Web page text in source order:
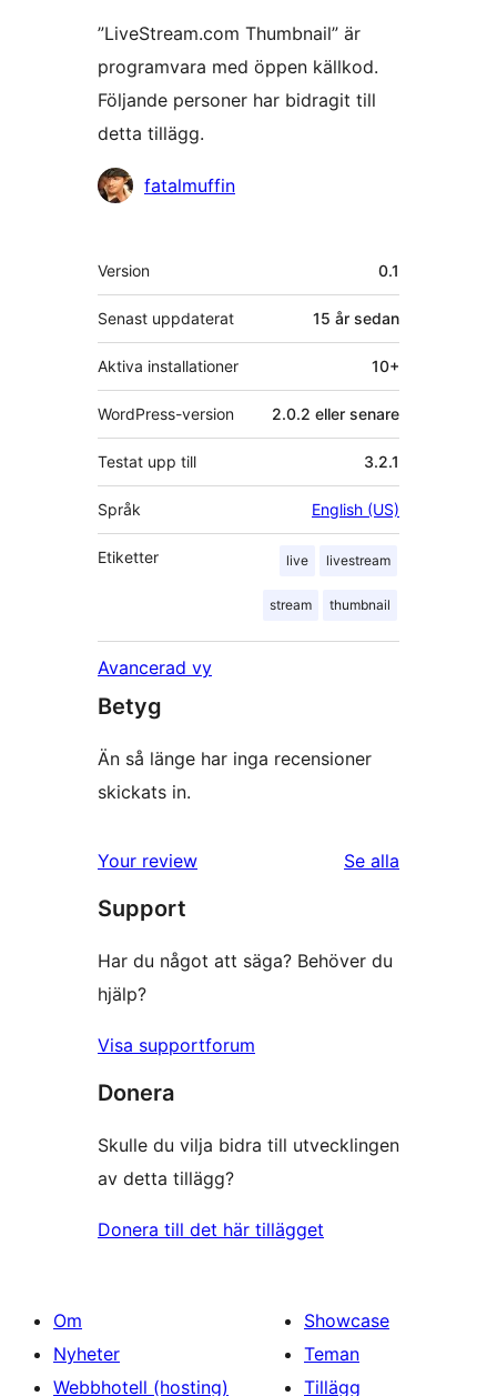
”LiveStream.com Thumbnail” är
programvara med öppen källkod.
Följande personer har bidragit till
detta tillägg.
Bidragandefatalmuffin
Meta
Version 0.1
Senast uppdaterat 15 år sedan
Aktiva installationer 10+
WordPress-version 2.0.2 eller senare
Testat upp till 3.2.1
Språk English (US)
Etiketter live livestream
stream thumbnail
Avancerad vy
Betyg
Än så länge har inga recensioner
skickats in.
Your review Se alla
Support
Har du något att säga? Behöver du
hjälp?
Visa supportforum
Donera
Skulle du vilja bidra till utvecklingen
av detta tillägg?
Donera till det här tillägget
Om
Nyheter
Webbhotell (hosting)
Showcase
Teman
Tillägg